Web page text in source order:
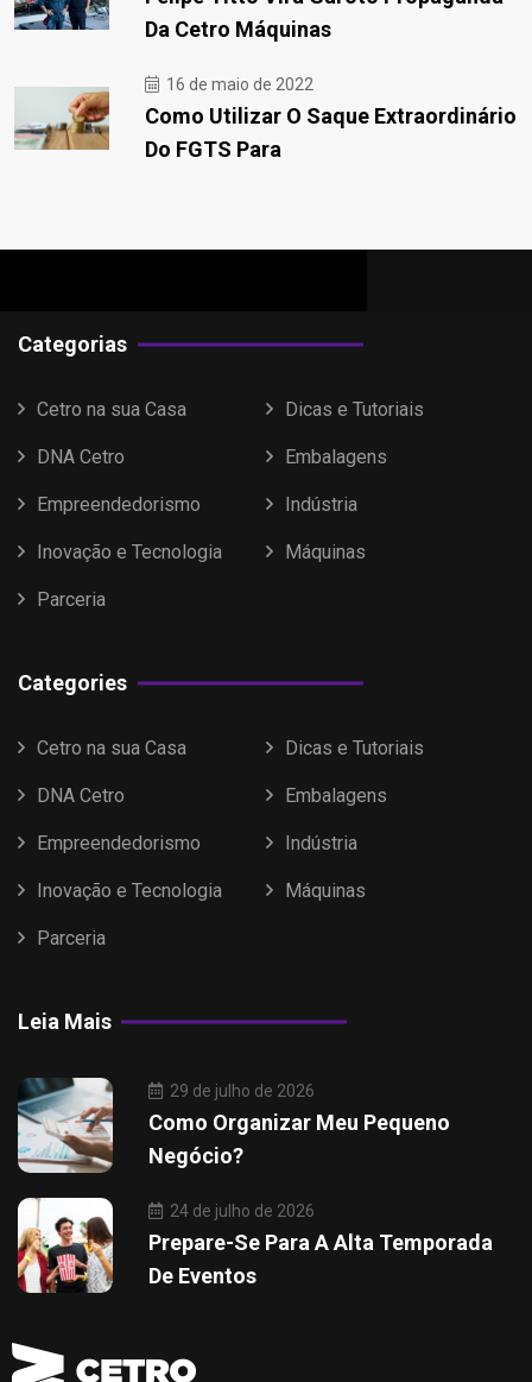
Da Cetro Máquinas
16 de maio de 2022
Como Utilizar O Saque Extraordinário
Do FGTS Para
Categorias
Cetro na sua Casa Dicas e Tutoriais
DNA Cetro Embalagens
Empreendedorismo Indústria
Inovação e Tecnologia Máquinas
Parceria
Categories
Cetro na sua Casa Dicas e Tutoriais
DNA Cetro Embalagens
Empreendedorismo Indústria
Inovação e Tecnologia Máquinas
Parceria
Leia Mais
29 de julho de 2026
Como Organizar Meu Pequeno
Negócio?
24 de julho de 2026
Prepare-Se Para A Alta Temporada
De Eventos